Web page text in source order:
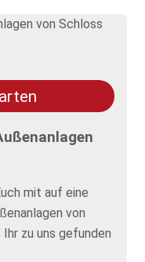
mit auf eine
von
zu uns gefunden